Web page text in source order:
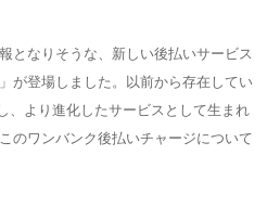
となりそうな、新しい後払いサービス
が登場しました。以前から存在してい
、より進化したサービスとして生まれ
のワンバンク後払いチャージについて